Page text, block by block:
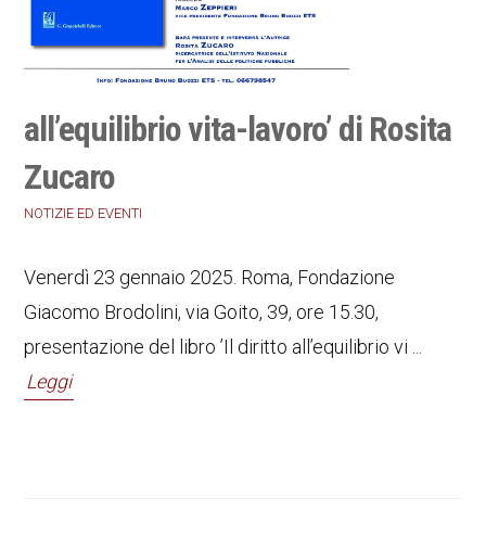
all’equilibrio vita-lavoro’ di Rosita
Zucaro
NOTIZIE ED EVENTI
Venerdì 23 gennaio 2025. Roma, Fondazione
Giacomo Brodolini, via Goito, 39, ore 15.30,
presentazione del libro ’Il diritto all’equilibrio vi ...
Leggi